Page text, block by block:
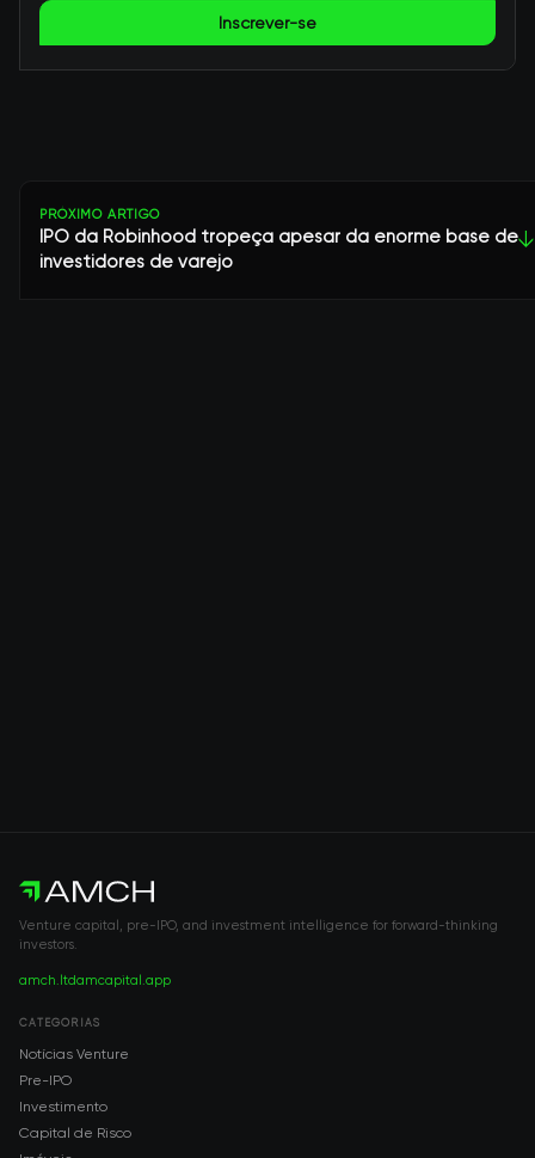
Inscrever-se
PRÓXIMO ARTIGO
IPO da Robinhood tropeça apesar da enorme base de
investidores de varejo
↓
Venture capital, pre-IPO, and investment intelligence for forward-thinking
investors.
amch.ltdamcapital.app
CATEGORIAS
Notícias Venture
Pre-IPO
Investimento
Capital de Risco